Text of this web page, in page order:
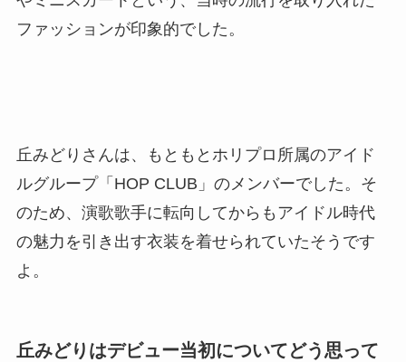
ファッションが印象的でした。
丘みどりさんは、もともとホリプロ所属のアイド
ルグループ「HOP CLUB」のメンバーでした。そ
のため、演歌歌手に転向してからもアイドル時代
の魅力を引き出す衣装を着せられていたそうです
よ。
丘みどりはデビュー当初についてどう思って